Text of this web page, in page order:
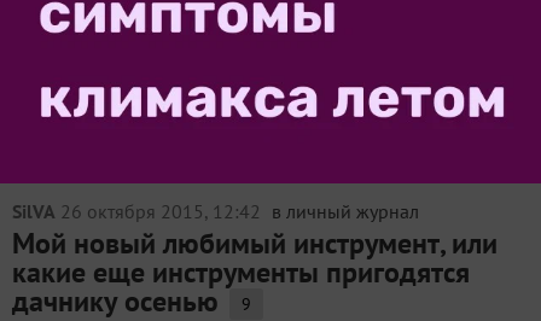
Сколько людей — столько и мнений, вкусов,
пристрастий, характеров. Они определяют стиль
среды, характер дома и сада. У одних душа требует
простора, контакта с соседями, другим хочется
SilVA 26 октября 2015, 12:42 в личный журнал
Мой новый любимый инструмент, или
какие еще инструменты пригодятся
дачнику осенью 9